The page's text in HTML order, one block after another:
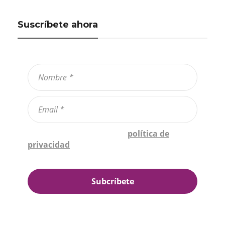
Suscríbete ahora
política de
privacidad